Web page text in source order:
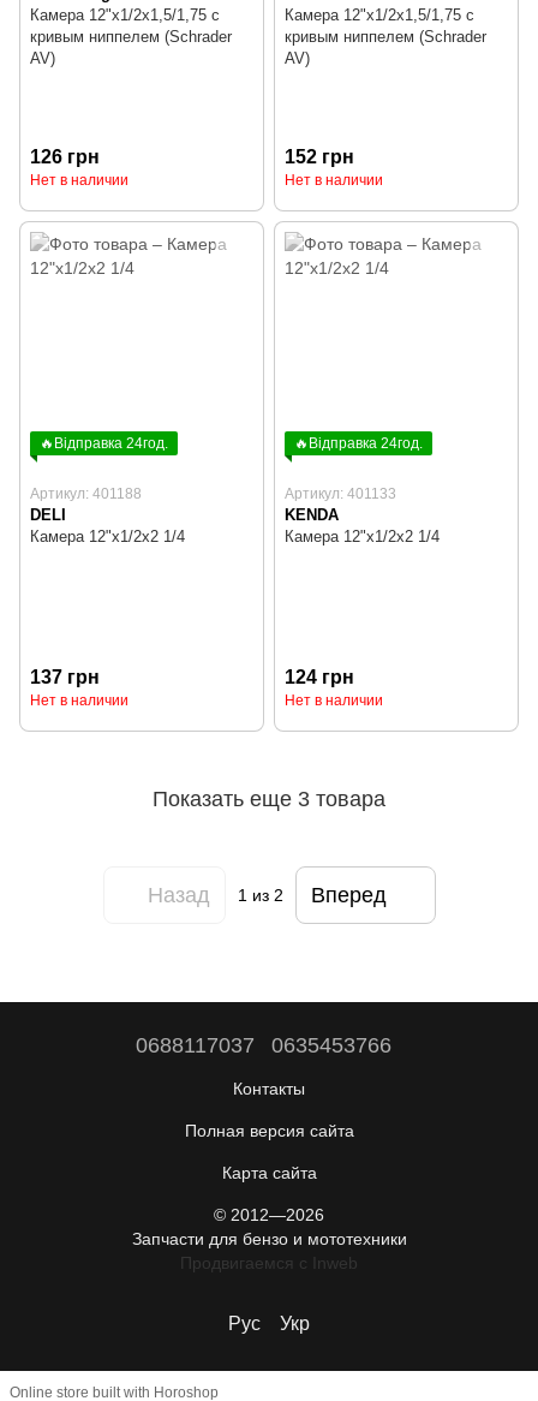
Камера 12"х1/2х1,5/1,75 с
кривым ниппелем (Schrader
AV)
126 грн
Нет в наличии
Камера 12"х1/2х1,5/1,75 с
кривым ниппелем (Schrader
AV)
152 грн
Нет в наличии
🔥Відправка 24год.
Артикул: 401188
DELI
Камера 12"х1/2х2 1/4
137 грн
Нет в наличии
🔥Відправка 24год.
Артикул: 401133
KENDA
Камера 12"х1/2х2 1/4
124 грн
Нет в наличии
Показать еще 3 товара
Назад 1из 2 Вперед
0688117037 0635453766
Контакты
Полная версия сайта
Карта сайта
© 2012—2026
Запчасти для бензо и мототехники
Продвигаемся c Inweb
Рус Укр
Online store built with Horoshop